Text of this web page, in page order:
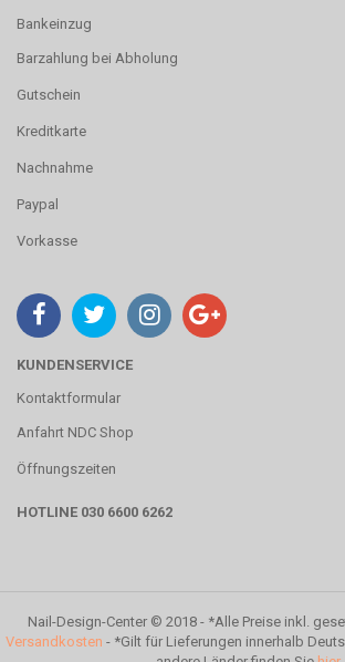
Bankeinzug
Barzahlung bei Abholung
Gutschein
Kreditkarte
Nachnahme
Paypal
Vorkasse
KUNDENSERVICE
Kontaktformular
Anfahrt NDC Shop
Öffnungszeiten
HOTLINE 030 6600 6262
Nail-Design-Center © 2018 - *Alle Preise inkl.
Versandkosten - *Gilt für Lieferungen innerhalb